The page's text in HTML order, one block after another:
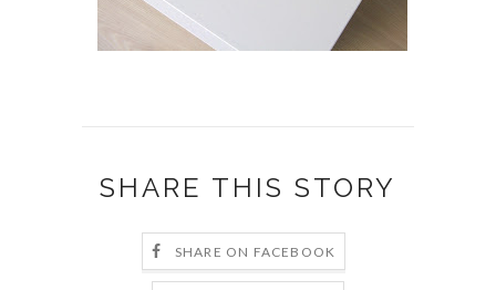
SHARE THIS STORY
SHARE ON FACEBOOK